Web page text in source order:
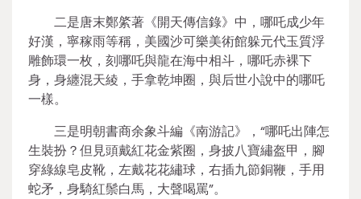
二是唐末鄭綮著《開天傳信錄》中，哪吒成少年
好漢，寧稼雨等稱，美國沙可樂美術館躲元代玉質浮
雕飾環一枚，刻哪吒與龍在海中相斗，哪吒赤裸下
身，身纏混天綾，手拿乾坤圈，與后世小說中的哪吒
一樣。
三是明朝書商余象斗編《南游記》，“哪吒出陣怎
生裝扮？但見頭戴紅花金紫圈，身披八寶繡盔甲，腳
穿綠線皂皮靴，左戴花花繡球，右插九節銅鞭，手用
蛇矛，身騎紅鬃白馬，大聲喝罵”。